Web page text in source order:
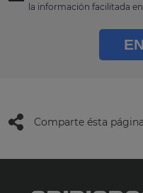
la información facilitada
Comparte ésta